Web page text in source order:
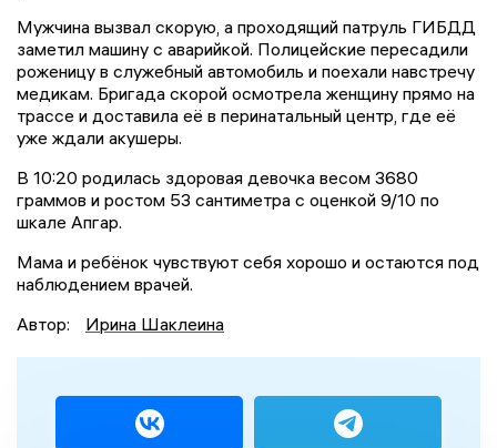
Мужчина вызвал скорую, а проходящий патруль ГИБДД
заметил машину с аварийкой. Полицейские пересадили
роженицу в служебный автомобиль и поехали навстречу
медикам. Бригада скорой осмотрела женщину прямо на
трассе и доставила её в перинатальный центр, где её
уже ждали акушеры.
В 10:20 родилась здоровая девочка весом 3680
граммов и ростом 53 сантиметра с оценкой 9/10 по
шкале Апгар.
Мама и ребёнок чувствуют себя хорошо и остаются под
наблюдением врачей.
Автор:
Ирина Шаклеина